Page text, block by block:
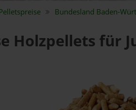
Bundesland Baden-
Holzpellets für